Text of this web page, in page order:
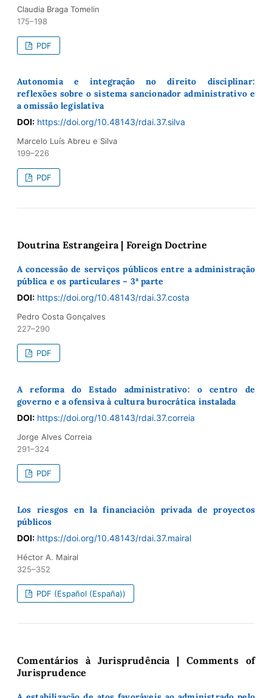
Claudia Braga Tomelin
175–198
PDF
Autonomia e integração no direito disciplinar:
reflexões sobre o sistema sancionador administrativo e
a omissão legislativa
DOI: https://doi.org/10.48143/rdai.37.silva
Marcelo Luís Abreu e Silva
199–226
PDF
Doutrina Estrangeira | Foreign Doctrine
A concessão de serviços públicos entre a administração
pública e os particulares – 3ª parte
DOI: https://doi.org/10.48143/rdai.37.costa
Pedro Costa Gonçalves
227–290
PDF
A reforma do Estado administrativo: o centro de
governo e a ofensiva à cultura burocrática instalada
DOI: https://doi.org/10.48143/rdai.37.correia
Jorge Alves Correia
291–324
PDF
Los riesgos en la financiación privada de proyectos
públicos
DOI: https://doi.org/10.48143/rdai.37.mairal
Héctor A. Mairal
325–352
PDF (Español (España))
Comentários à Jurisprudência | Comments of
Jurisprudence